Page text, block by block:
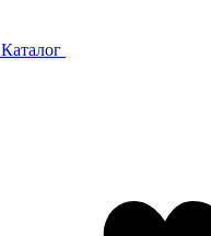
Каталог